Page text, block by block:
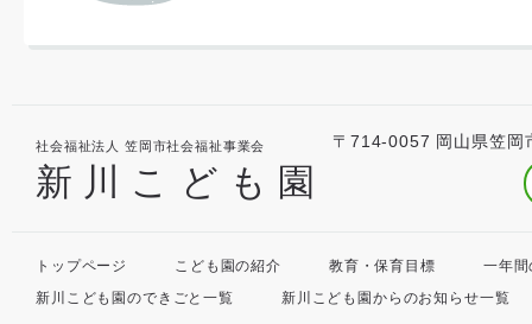
社会福祉法人 笠岡市社会福祉事業会
新川こども園
〒714-0057 岡山県笠岡
トップページ こども園の紹介 教育・保育目標
一年
新川こども園のできごと一覧
新川こども園からのお知らせ一覧